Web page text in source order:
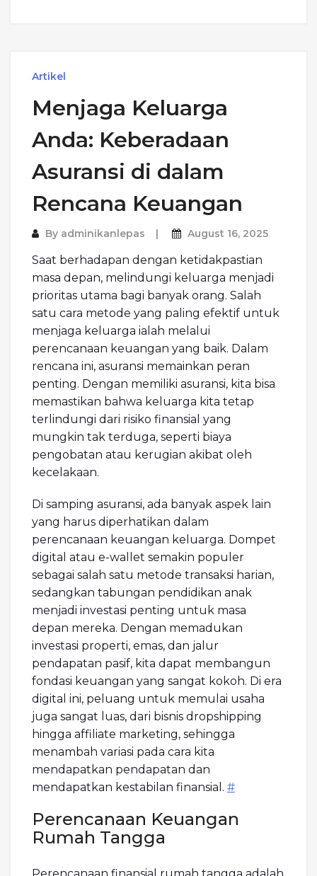
Artikel
Menjaga Keluarga
Anda: Keberadaan
Asuransi di dalam
Rencana Keuangan
By adminikanlepas August 16, 2025
Saat berhadapan dengan ketidakpastian
masa depan, melindungi keluarga menjadi
prioritas utama bagi banyak orang. Salah
satu cara metode yang paling efektif untuk
menjaga keluarga ialah melalui
perencanaan keuangan yang baik. Dalam
rencana ini, asuransi memainkan peran
penting. Dengan memiliki asuransi, kita bisa
memastikan bahwa keluarga kita tetap
terlindungi dari risiko finansial yang
mungkin tak terduga, seperti biaya
pengobatan atau kerugian akibat oleh
kecelakaan.
Di samping asuransi, ada banyak aspek lain
yang harus diperhatikan dalam
perencanaan keuangan keluarga. Dompet
digital atau e-wallet semakin populer
sebagai salah satu metode transaksi harian,
sedangkan tabungan pendidikan anak
menjadi investasi penting untuk masa
depan mereka. Dengan memadukan
investasi properti, emas, dan jalur
pendapatan pasif, kita dapat membangun
fondasi keuangan yang sangat kokoh. Di era
digital ini, peluang untuk memulai usaha
juga sangat luas, dari bisnis dropshipping
hingga affiliate marketing, sehingga
menambah variasi pada cara kita
mendapatkan pendapatan dan
mendapatkan kestabilan finansial. #
Perencanaan Keuangan
Rumah Tangga